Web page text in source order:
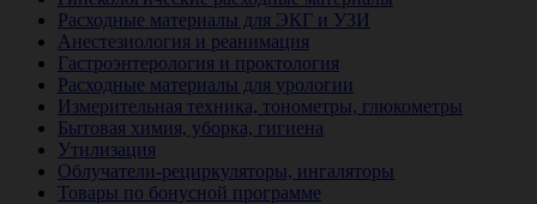
Расходные материалы для ЭКГ и УЗИ
Анестезиология и реанимация
Гастроэнтерология и проктология
Расходные материалы для урологии
Измерительная техника, тонометры, глюкометры
Бытовая химия, уборка, гигиена
Утилизация
Облучатели-рециркуляторы, ингаляторы
Товары по бонусной программе